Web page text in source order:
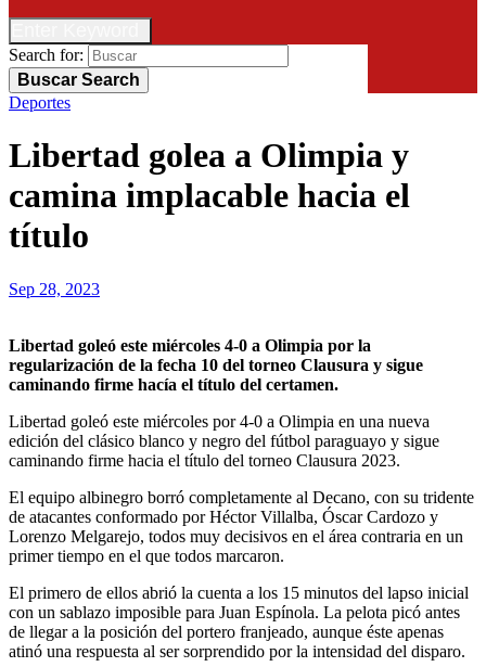
Search for:
Buscar Search
Deportes
Libertad golea a Olimpia y
camina implacable hacia el
título
Sep 28, 2023
Libertad goleó este miércoles 4-0 a Olimpia por la
regularización de la fecha 10 del torneo Clausura y sigue
caminando firme hacía el título del certamen.
Libertad goleó este miércoles por 4-0 a Olimpia en una nueva
edición del clásico blanco y negro del fútbol paraguayo y sigue
caminando firme hacia el título del torneo Clausura 2023.
El equipo albinegro borró completamente al Decano, con su tridente
de atacantes conformado por Héctor Villalba, Óscar Cardozo y
Lorenzo Melgarejo, todos muy decisivos en el área contraria en un
primer tiempo en el que todos marcaron.
El primero de ellos abrió la cuenta a los 15 minutos del lapso inicial
con un sablazo imposible para Juan Espínola. La pelota picó antes
de llegar a la posición del portero franjeado, aunque éste apenas
atinó una respuesta al ser sorprendido por la intensidad del disparo.